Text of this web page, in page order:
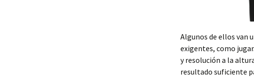
Algunos de ellos van
exigentes, como
y resolución a la
resultado suficiente